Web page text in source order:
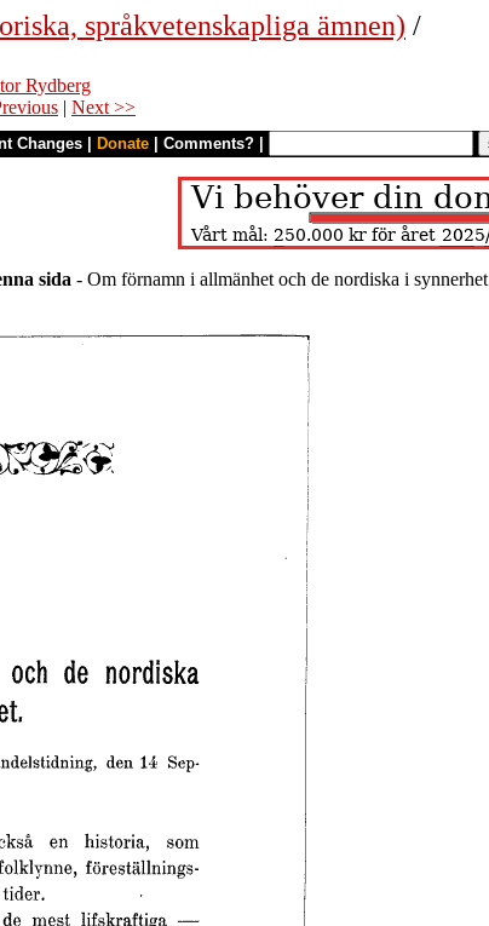
språkvetenskapliga ämnen) /
Rydberg
| Next >>
Changes Donate Comments?
sida - Om förnamn i allmänhet och de nordiska i synnerhet